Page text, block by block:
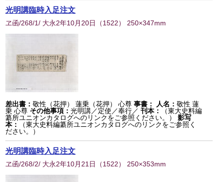
光明講臨時入足注文
ヱ函/268/1/ 大永2年10月20日 （1522） 250×347mm
差出書：敬性（花押） 蓮乗（花押） 心尊 事書： 人名：敬性 蓮
乗 心尊 その他事項：光明講／定使／奉行／刊本：
（東大史料編
纂所ユニオンカタログへのリンクをご参照ください。）
影写
本：
（東大史料編纂所ユニオンカタログへのリンクをご参照く
ださい。）
光明講臨時入足注文
ヱ函/268/2/ 大永2年10月21日 （1522） 250×353mm